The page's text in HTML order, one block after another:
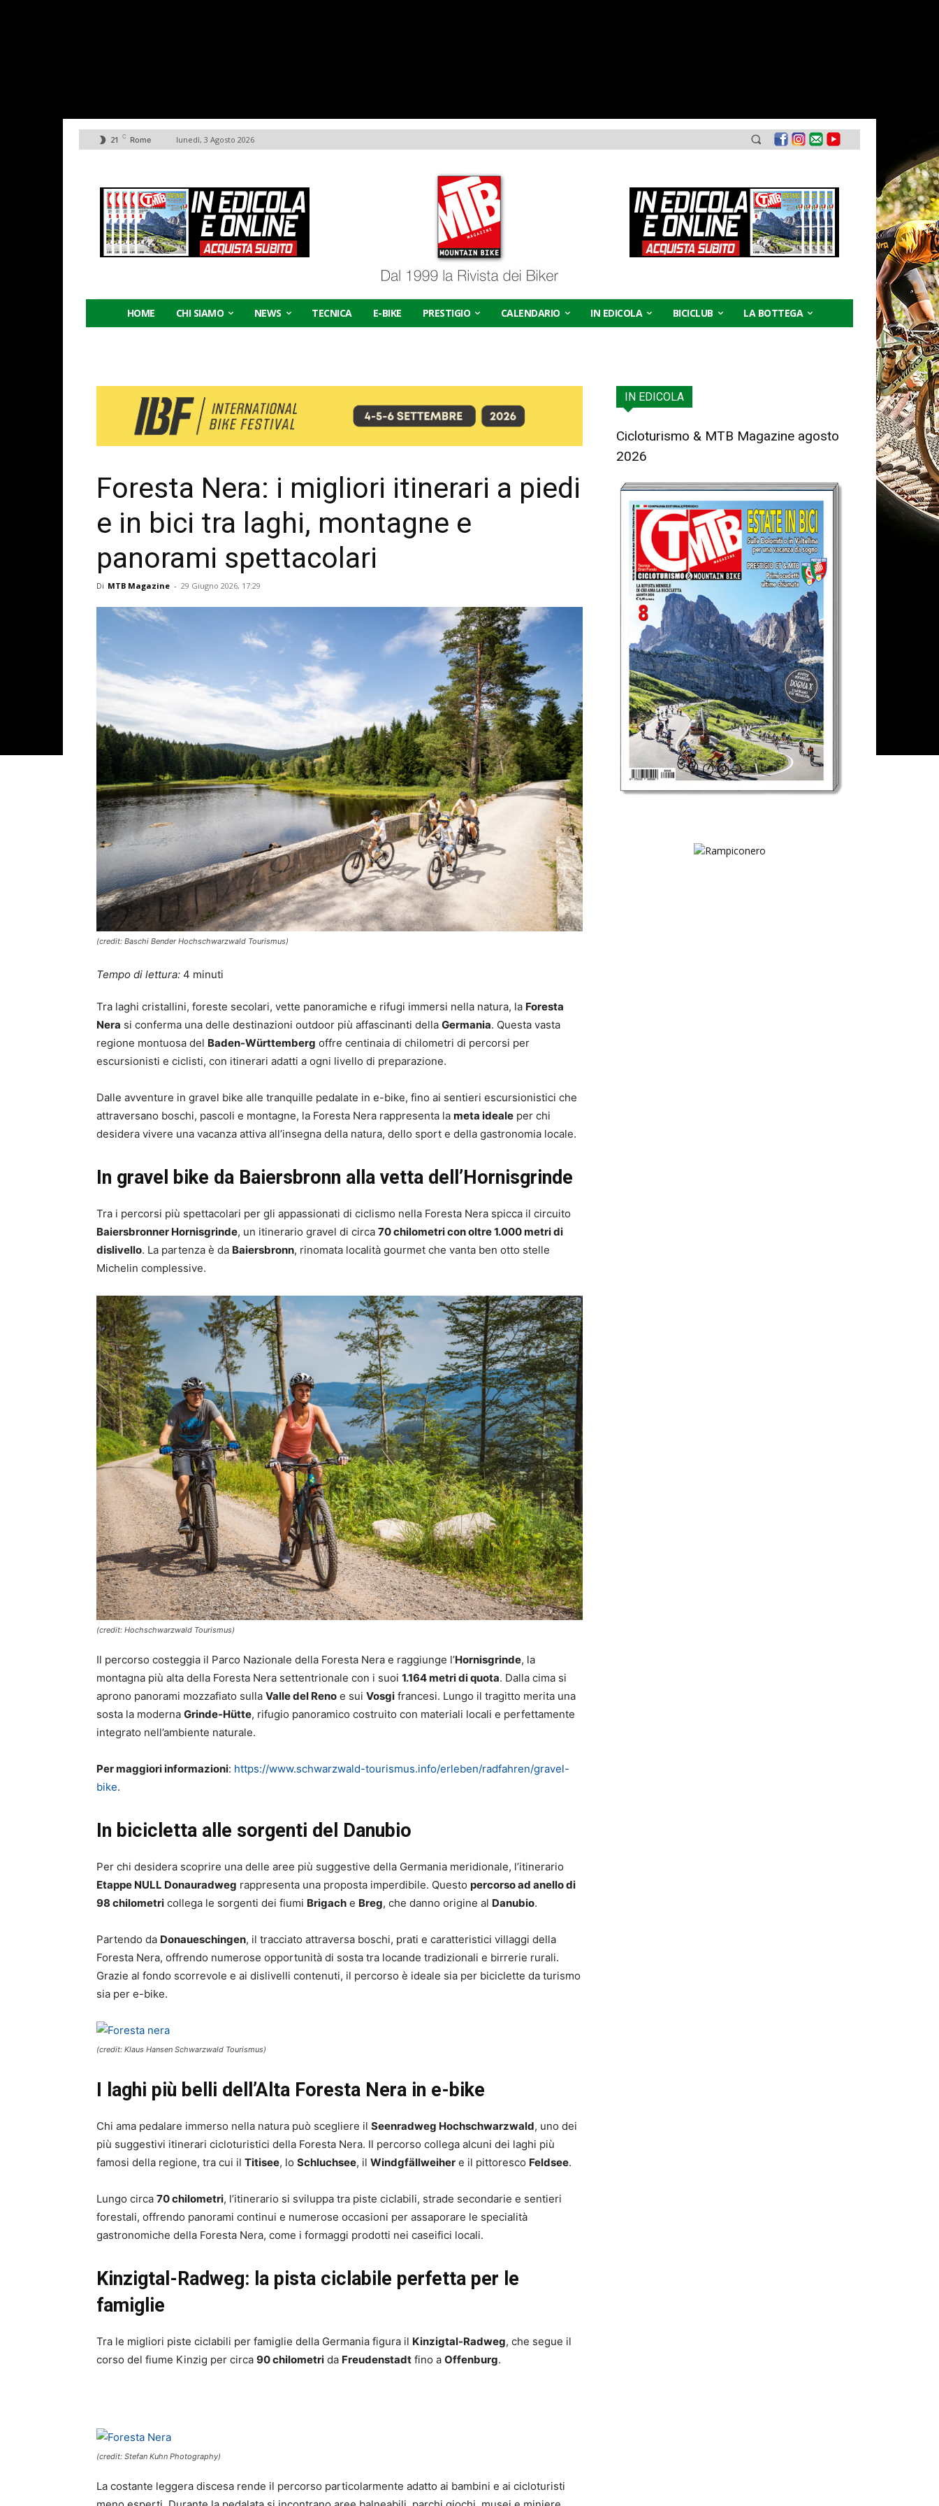
21 C Rome lunedì, 3 Agosto 2026
HOME CHI SIAMO NEWS TECNICA E-BIKE PRESTIGIO CALENDARIO IN EDICOLA BICICLUB LA BOTTEGA
Foresta Nera: i migliori itinerari a piedi
e in bici tra laghi, montagne e
panorami spettacolari
Di MTB Magazine - 29 Giugno 2026, 17:29
(credit: Baschi Bender Hochschwarzwald Tourismus)
Tempo di lettura: 4 minuti
Tra laghi cristallini, foreste secolari, vette panoramiche e rifugi immersi nella natura, la Foresta
Nera si conferma una delle destinazioni outdoor più affascinanti della Germania. Questa vasta
regione montuosa del Baden-Württemberg offre centinaia di chilometri di percorsi per
escursionisti e ciclisti, con itinerari adatti a ogni livello di preparazione.
Dalle avventure in gravel bike alle tranquille pedalate in e-bike, fino ai sentieri escursionistici che
attraversano boschi, pascoli e montagne, la Foresta Nera rappresenta la meta ideale per chi
desidera vivere una vacanza attiva all’insegna della natura, dello sport e della gastronomia locale.
In gravel bike da Baiersbronn alla vetta dell’Hornisgrinde
Tra i percorsi più spettacolari per gli appassionati di ciclismo nella Foresta Nera spicca il circuito
Baiersbronner Hornisgrinde, un itinerario gravel di circa 70 chilometri con oltre 1.000 metri di
dislivello. La partenza è da Baiersbronn, rinomata località gourmet che vanta ben otto stelle
Michelin complessive.
(credit: Hochschwarzwald Tourismus)
Il percorso costeggia il Parco Nazionale della Foresta Nera e raggiunge l’Hornisgrinde, la
montagna più alta della Foresta Nera settentrionale con i suoi 1.164 metri di quota. Dalla cima si
aprono panorami mozzafiato sulla Valle del Reno e sui Vosgi francesi. Lungo il tragitto merita una
sosta la moderna Grinde-Hütte, rifugio panoramico costruito con materiali locali e perfettamente
integrato nell’ambiente naturale.
Per maggiori informazioni: https://www.schwarzwald-tourismus.info/erleben/radfahren/gravel-
bike.
In bicicletta alle sorgenti del Danubio
Per chi desidera scoprire una delle aree più suggestive della Germania meridionale, l’itinerario
Etappe NULL Donauradweg rappresenta una proposta imperdibile. Questo percorso ad anello di
98 chilometri collega le sorgenti dei fiumi Brigach e Breg, che danno origine al Danubio.
Partendo da Donaueschingen, il tracciato attraversa boschi, prati e caratteristici villaggi della
Foresta Nera, offrendo numerose opportunità di sosta tra locande tradizionali e birrerie rurali.
Grazie al fondo scorrevole e ai dislivelli contenuti, il percorso è ideale sia per biciclette da turismo
sia per e-bike.
(credit: Klaus Hansen Schwarzwald Tourismus)
I laghi più belli dell’Alta Foresta Nera in e-bike
Chi ama pedalare immerso nella natura può scegliere il Seenradweg Hochschwarzwald, uno dei
più suggestivi itinerari cicloturistici della Foresta Nera. Il percorso collega alcuni dei laghi più
famosi della regione, tra cui il Titisee, lo Schluchsee, il Windgfällweiher e il pittoresco Feldsee.
Lungo circa 70 chilometri, l’itinerario si sviluppa tra piste ciclabili, strade secondarie e sentieri
forestali, offrendo panorami continui e numerose occasioni per assaporare le specialità
gastronomiche della Foresta Nera, come i formaggi prodotti nei caseifici locali.
Kinzigtal-Radweg: la pista ciclabile perfetta per le
famiglie
Tra le migliori piste ciclabili per famiglie della Germania figura il Kinzigtal-Radweg, che segue il
corso del fiume Kinzig per circa 90 chilometri da Freudenstadt fino a Offenburg.
(credit: Stefan Kuhn Photography)
La costante leggera discesa rende il percorso particolarmente adatto ai bambini e ai cicloturisti
IN EDICOLA
Cicloturismo & MTB Magazine agosto
2026